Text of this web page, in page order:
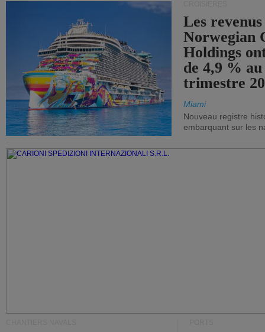
Les
Norwegian
Holdings
de 4,9 %
trimestre
Miami
Nouveau registre
embarquant sur les